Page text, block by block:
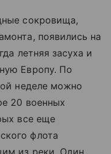
сокровища,
появились на
летняя засуха и
Европу. По
неделе можно
20 военных
все еще
флота
из реки. Один